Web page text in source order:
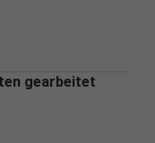
gearbeitet